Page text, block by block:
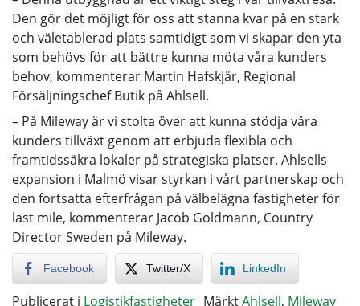
Den gör det möjligt för oss att stanna kvar på en stark
och väletablerad plats samtidigt som vi skapar den yta
som behövs för att bättre kunna möta våra kunders
behov, kommenterar Martin Hafskjär, Regional
Försäljningschef Butik på Ahlsell.
– På Mileway är vi stolta över att kunna stödja våra
kunders tillväxt genom att erbjuda flexibla och
framtidssäkra lokaler på strategiska platser. Ahlsells
expansion i Malmö visar styrkan i vårt partnerskap och
den fortsatta efterfrågan på välbelägna fastigheter för
last mile, kommenterar Jacob Goldmann, Country
Director Sweden på Mileway.
Facebook Twitter/X LinkedIn
Publicerat i Logistikfastigheter MärktAhlsell, Mileway